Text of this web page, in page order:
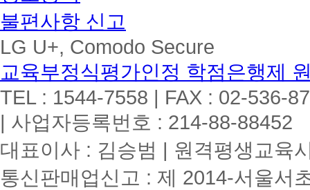
불편사항 신고
LG U+, Comodo Secure
교육부정식평가인정 학점은행제
TEL : 1544-7558 | FAX : 02-536-
| 사업자등록번호 : 214-88-88452
대표이사 : 김승범 | 원격평생교육
통신판매업신고 : 제 2014-서울서